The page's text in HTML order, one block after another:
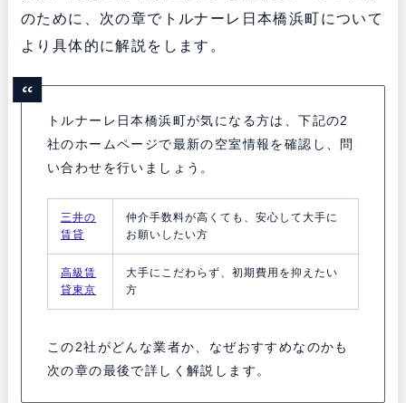
のために、次の章でトルナーレ日本橋浜町について
より具体的に解説をします。
トルナーレ日本橋浜町が気になる方は、下記の2
社のホームページで最新の空室情報を確認し、問
い合わせを行いましょう。
三井の
賃貸
仲介手数料が高くても、安心して大手に
お願いしたい方
高級賃
貸東京
大手にこだわらず、初期費用を抑えたい
方
この2社がどんな業者か、なぜおすすめなのかも
次の章の最後で詳しく解説します。